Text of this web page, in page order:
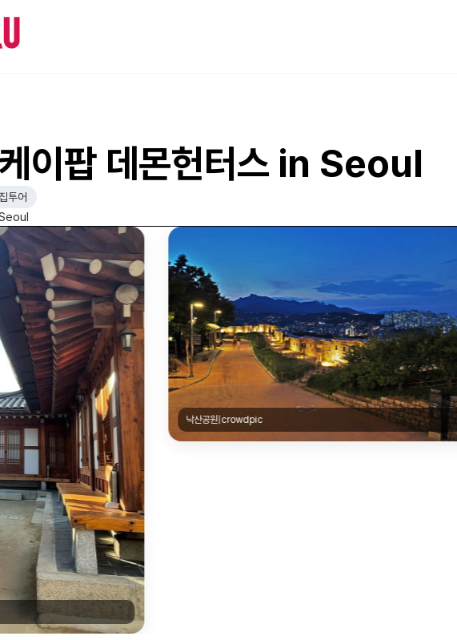
이팝 데몬헌터스 in Seoul
투어